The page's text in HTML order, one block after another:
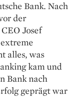
Bank. Nach
der
Josef
­alles, was
kam und
Bank nach
geprägt war